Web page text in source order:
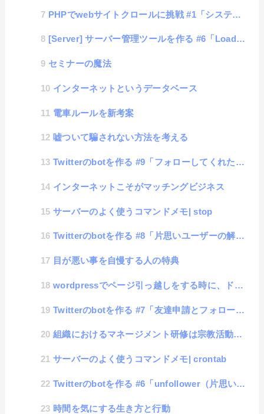
PHPでwebサイトクロールに挑戦 #1「システム考案」
[Server] サーバー管理ツールを作る #6「LoadAverage値の取得」
セミナーの魔法
インターネットというデータベース
電車ルールを新考案
嘘ついて騙されない方法を考える
Twitterのbotを作る #9「フォローしてくれたユーザーの自動登録」
インターネットこそがマッチングビジネス
サーバーのよく使うコマンドメモ| stop
Twitterのbotを作る #8「片思いユーザーの解除」
目が悪い事を自慢する人の特典
wordpressでページ引っ越しをする時に、ドメイン登録を失敗してしまった場合の対処方法
Twitterのbotを作る #7「友達申請とフォロー解除」
組織におけるマネージメント研修は宗教活動のようだ
サーバーのよく使うコマンドメモ| crontab
Twitterのbotを作る #6「unfollower（片思いユーザ）の取得」
時間を気にする生き方と行動